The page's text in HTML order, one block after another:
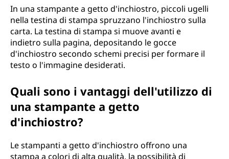
n
In una stampante a getto d'inchiostro, piccoli ugelli
nella testina di stampa spruzzano l'inchiostro sulla
carta. La testina di stampa si muove avanti e
indietro sulla pagina, depositando le gocce
d'inchiostro secondo schemi precisi per formare il
testo o l'immagine desiderati.
Quali sono i vantaggi dell'utilizzo di
una stampante a getto
d'inchiostro?
Le stampanti a getto d'inchiostro offrono una
stampa a colori di alta qualità, la possibilità di